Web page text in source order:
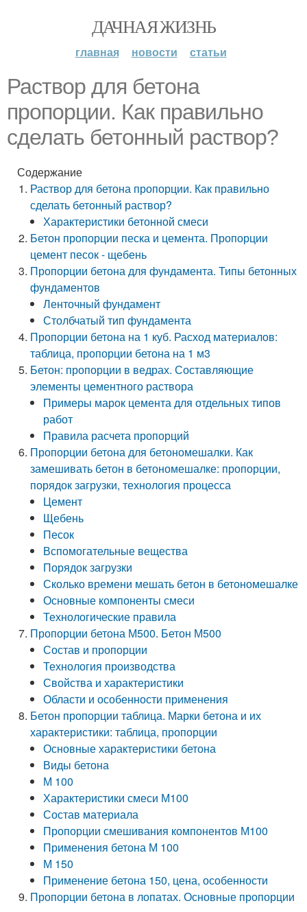
ДАЧНАЯ ЖИЗНЬ
главная новости статьи
Раствор для бетона
пропорции. Как правильно
сделать бетонный раствор?
Содержание
Раствор для бетона пропорции. Как правильно
сделать бетонный раствор?
Характеристики бетонной смеси
Бетон пропорции песка и цемента. Пропорции
цемент песок - щебень
Пропорции бетона для фундамента. Типы бетонных
фундаментов
Ленточный фундамент
Столбчатый тип фундамента
Пропорции бетона на 1 куб. Расход материалов:
таблица, пропорции бетона на 1 м3
Бетон: пропорции в ведрах. Составляющие
элементы цементного раствора
Примеры марок цемента для отдельных типов
работ
Правила расчета пропорций
Пропорции бетона для бетономешалки. Как
замешивать бетон в бетономешалке: пропорции,
порядок загрузки, технология процесса
Цемент
Щебень
Песок
Вспомогательные вещества
Порядок загрузки
Сколько времени мешать бетон в бетономешалке
Основные компоненты смеси
Технологические правила
Пропорции бетона М500. Бетон М500
Состав и пропорции
Технология производства
Свойства и характеристики
Области и особенности применения
Бетон пропорции таблица. Марки бетона и их
характеристики: таблица, пропорции
Основные характеристики бетона
Виды бетона
М 100
Характеристики смеси М100
Состав материала
Пропорции смешивания компонентов М100
Применения бетона М 100
М 150
Применение бетона 150, цена, особенности
Пропорции бетона в лопатах. Основные пропорции